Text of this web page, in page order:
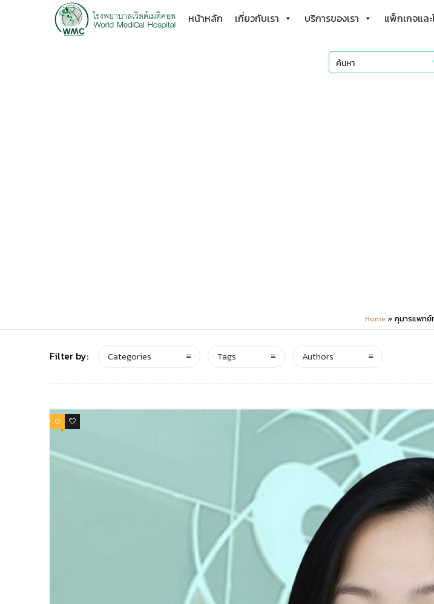
หน้าหลัก เกี่ยวกับเรา บริการของเรา แพ็กเกจแล
Home » กุมารแพทย์
Filter by: Categories Tags Authors
0 0